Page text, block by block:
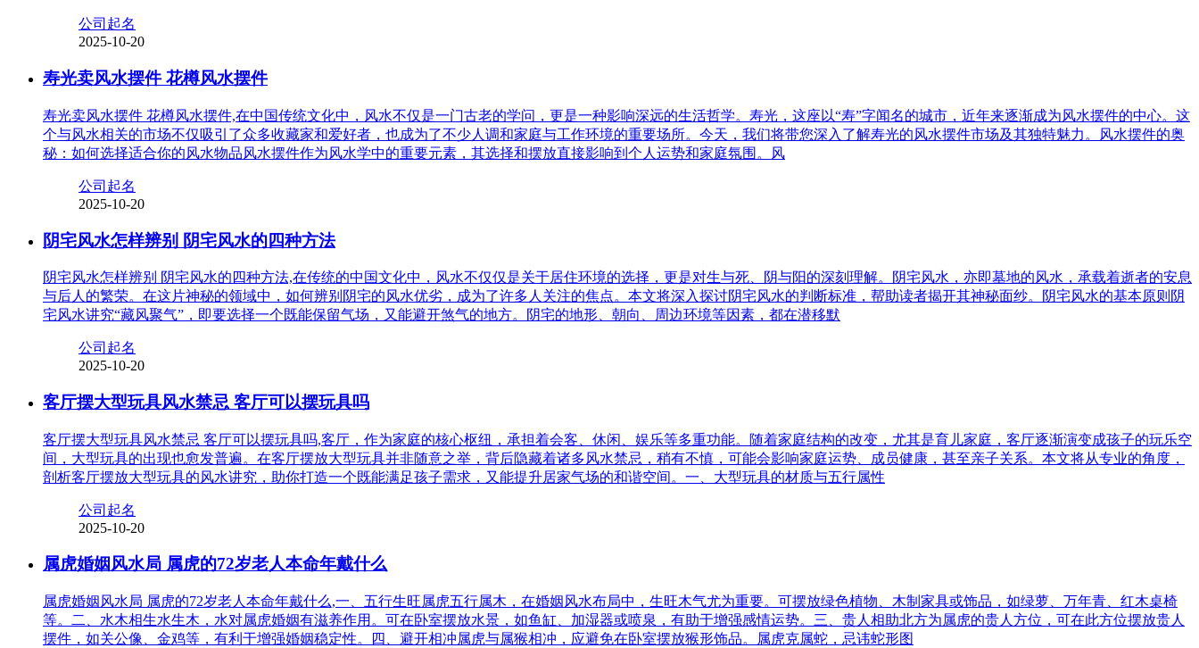
公司起名
2025-10-20
寿光卖风水摆件 花樽风水摆件
寿光卖风水摆件 花樽风水摆件,在中国传统文化中，风水不仅是一门古老的学问，更是一种影响深远的生活哲学。寿光，这座以“寿”字闻名的城市，近年来逐渐成为风水摆件的中心。这
个与风水相关的市场不仅吸引了众多收藏家和爱好者，也成为了不少人调和家庭与工作环境的重要场所。今天，我们将带您深入了解寿光的风水摆件市场及其独特魅力。风水摆件的奥
秘：如何选择适合你的风水物品风水摆件作为风水学中的重要元素，其选择和摆放直接影响到个人运势和家庭氛围。风
公司起名
2025-10-20
阴宅风水怎样辨别 阴宅风水的四种方法
阴宅风水怎样辨别 阴宅风水的四种方法,在传统的中国文化中，风水不仅仅是关于居住环境的选择，更是对生与死、阴与阳的深刻理解。阴宅风水，亦即墓地的风水，承载着逝者的安息
与后人的繁荣。在这片神秘的领域中，如何辨别阴宅的风水优劣，成为了许多人关注的焦点。本文将深入探讨阴宅风水的判断标准，帮助读者揭开其神秘面纱。阴宅风水的基本原则阴
宅风水讲究“藏风聚气”，即要选择一个既能保留气场，又能避开煞气的地方。阴宅的地形、朝向、周边环境等因素，都在潜移默
公司起名
2025-10-20
客厅摆大型玩具风水禁忌 客厅可以摆玩具吗
客厅摆大型玩具风水禁忌 客厅可以摆玩具吗,客厅，作为家庭的核心枢纽，承担着会客、休闲、娱乐等多重功能。随着家庭结构的改变，尤其是育儿家庭，客厅逐渐演变成孩子的玩乐空
间，大型玩具的出现也愈发普遍。在客厅摆放大型玩具并非随意之举，背后隐藏着诸多风水禁忌，稍有不慎，可能会影响家庭运势、成员健康，甚至亲子关系。本文将从专业的角度，
剖析客厅摆放大型玩具的风水讲究，助你打造一个既能满足孩子需求，又能提升居家气场的和谐空间。一、大型玩具的材质与五行属性
公司起名
2025-10-20
属虎婚姻风水局 属虎的72岁老人本命年戴什么
属虎婚姻风水局 属虎的72岁老人本命年戴什么,一、五行生旺属虎五行属木，在婚姻风水布局中，生旺木气尤为重要。可摆放绿色植物、木制家具或饰品，如绿萝、万年青、红木桌椅
等。二、水木相生水生木，水对属虎婚姻有滋养作用。可在卧室摆放水景，如鱼缸、加湿器或喷泉，有助于增强感情运势。三、贵人相助北方为属虎的贵人方位，可在此方位摆放贵人
摆件，如关公像、金鸡等，有利于增强婚姻稳定性。四、避开相冲属虎与属猴相冲，应避免在卧室摆放猴形饰品。属虎克属蛇，忌讳蛇形图